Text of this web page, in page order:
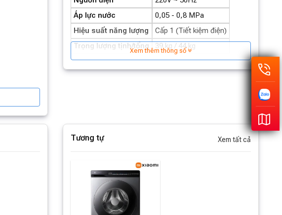
Áp lực nước
0,05 - 0,8 MPa
Hiệu suất năng lượng
Cấp 1 (Tiết kiệm điện)
Trọng lượng tịnh/tổng
39 kg / 44 kg
Xem thêm thông số
Tương tự Xem tất cả